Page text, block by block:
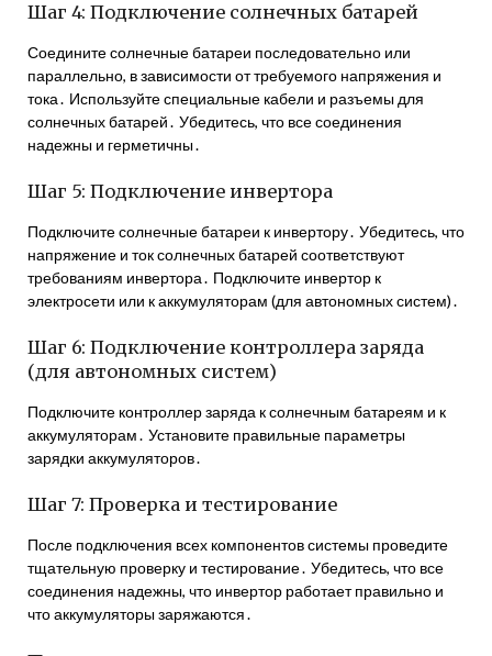
Шаг 4: Подключение солнечных батарей
Соедините солнечные батареи последовательно или
параллельно, в зависимости от требуемого напряжения и
тока․ Используйте специальные кабели и разъемы для
солнечных батарей․ Убедитесь, что все соединения
надежны и герметичны․
Шаг 5: Подключение инвертора
Подключите солнечные батареи к инвертору․ Убедитесь, что
напряжение и ток солнечных батарей соответствуют
требованиям инвертора․ Подключите инвертор к
электросети или к аккумуляторам (для автономных систем)․
Шаг 6: Подключение контроллера заряда
(для автономных систем)
Подключите контроллер заряда к солнечным батареям и к
аккумуляторам․ Установите правильные параметры
зарядки аккумуляторов․
Шаг 7: Проверка и тестирование
После подключения всех компонентов системы проведите
тщательную проверку и тестирование․ Убедитесь, что все
соединения надежны, что инвертор работает правильно и
что аккумуляторы заряжаются․